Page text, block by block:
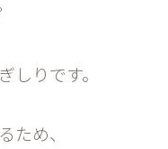
しりです。
ため、